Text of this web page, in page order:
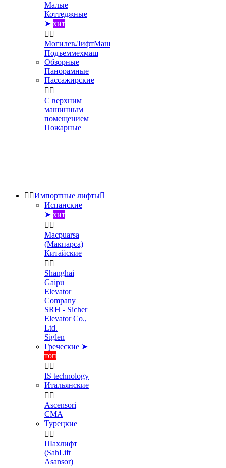
Малые
Коттеджные
➤ хит
 
МогилевЛифтМаш
Подъеммехмаш
Обзорные
Панорамные
Пассажирские
 
С верхним
машинным
помещением
Пожарные
 Импортные лифты
Испанские
➤ хит
 
Macpuarsa
(Макпарса)
Китайские
 
Shanghai
Gaipu
Elevator
Company
SRH - Sicher
Elevator Co.,
Ltd.
Siglen
Греческие ➤
топ
 
IS technology
Итальянские
 
Ascensori
CMA
Турецкие
 
Шахлифт
(SahLift
Asansor)